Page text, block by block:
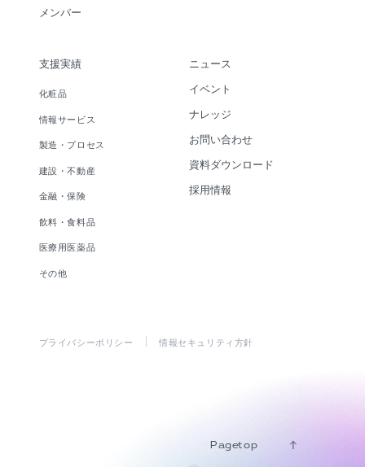
メンバー
支援実績
化粧品
情報サービス
製造・プロセス
建設・不動産
金融・保険
飲料・食料品
医療用医薬品
その他
ニュース
イベント
ナレッジ
お問い合わせ
資料ダウンロード
採用情報
プライバシーポリシー 情報セキュリティ方針
Pagetop